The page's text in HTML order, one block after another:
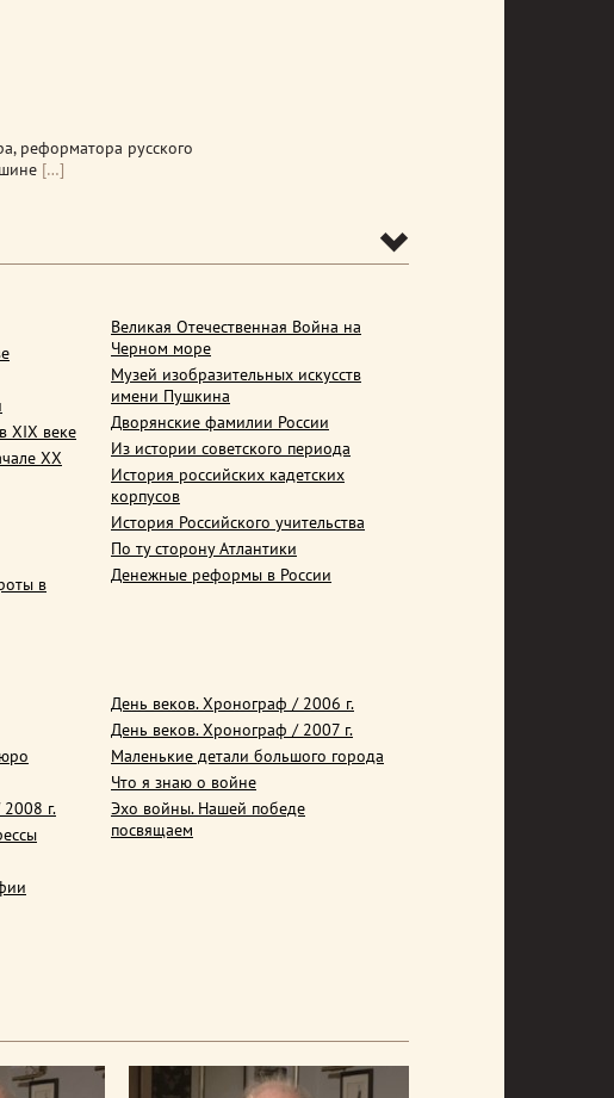
реформатора русского
[…]
XIX веке
ХХ
в
Великая Отечественная Война на
Черном море
Музей изобразительных искусств
имени Пушкина
Дворянские фамилии России
Из истории советского периода
История российских кадетских
корпусов
История Российского учительства
По ту сторону Атлантики
Денежные реформы в России
г.
День веков. Хронограф / 2006 г.
День веков. Хронограф / 2007 г.
Маленькие детали большого города
Что я знаю о войне
Эхо войны. Нашей победе
посвящаем